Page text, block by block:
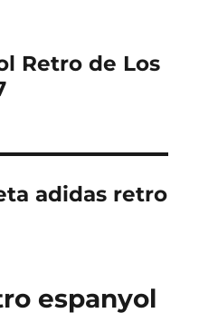
Retro de Los
adidas retro
espanyol